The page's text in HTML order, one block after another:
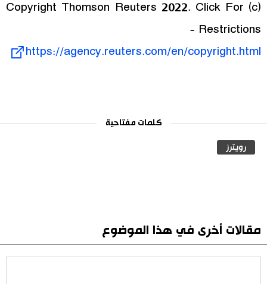
(c) Copyright Thomson Reuters 2022. Click For
Restrictions -
https://agency.reuters.com/en/copyright.html
كلمات مفتاحية
رويترز
مقالات أخرى في هذا الموضوع